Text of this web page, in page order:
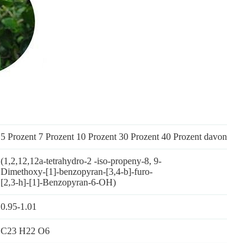
5 Prozent 7 Prozent 10 Prozent 30 Prozent 40 Prozent davon
(1,2,12,12a-tetrahydro-2 -iso-propeny-8, 9-
Dimethoxy-[1]-benzopyran-[3,4-b]-furo-
[2,3-h]-[1]-Benzopyran-6-OH)
0.95-1.01
C23 H22 O6